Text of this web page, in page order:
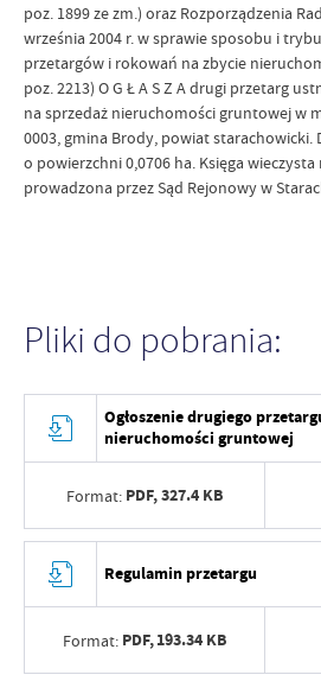
poz. 1899 ze zm.) oraz Rozporządzenia
września 2004 r. w sprawie sposobu i
przetargów i rokowań na zbycie
poz. 2213) O G Ł A S Z A drugi przetarg
na sprzedaż nieruchomości gruntowej w
0003, gmina Brody, powiat starachowicki.
o powierzchni 0,0706 ha. Księga
prowadzona przez Sąd Rejonowy w
Pliki do pobrania:
Ogłoszenie drugiego
nieruchomości gruntowej
Format: PDF,327.4 KB
Regulamin przetargu
Format: PDF,193.34 KB